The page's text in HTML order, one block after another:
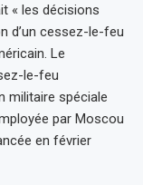
« les décisions
d’un cessez-le-feu
Le
le-feu
militaire spéciale
par Moscou
en février